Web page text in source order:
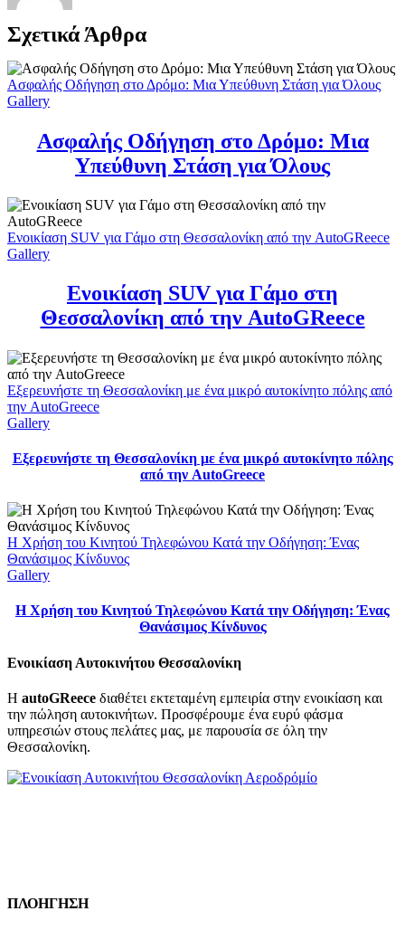
Σχετικά Άρθρα
Ασφαλής Οδήγηση στο Δρόμο: Μια Υπεύθυνη Στάση για Όλους
Gallery
Ασφαλής Οδήγηση στο Δρόμο: Μια
Υπεύθυνη Στάση για Όλους
Ενοικίαση SUV για Γάμο στη Θεσσαλονίκη από την AutoGReece
Gallery
Ενοικίαση SUV για Γάμο στη
Θεσσαλονίκη από την AutoGReece
Εξερευνήστε τη Θεσσαλονίκη με ένα μικρό αυτοκίνητο πόλης από
την AutoGreece
Gallery
Εξερευνήστε τη Θεσσαλονίκη με ένα μικρό αυτοκίνητο πόλης
από την AutoGreece
Η Χρήση του Κινητού Τηλεφώνου Κατά την Οδήγηση: Ένας
Θανάσιμος Κίνδυνος
Gallery
Η Χρήση του Κινητού Τηλεφώνου Κατά την Οδήγηση: Ένας
Θανάσιμος Κίνδυνος
Ενοικίαση Αυτοκινήτου Θεσσαλονίκη
Η autoGReece διαθέτει εκτεταμένη εμπειρία στην ενοικίαση και
την πώληση αυτοκινήτων. Προσφέρουμε ένα ευρύ φάσμα
υπηρεσιών στους πελάτες μας, με παρουσία σε όλη την
Θεσσαλονίκη.
ΠΛΟΗΓΗΣΗ